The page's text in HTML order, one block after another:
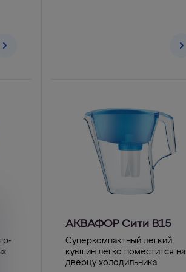
АКВАФОР Сити B15
Суперкомпактный легкий
кувшин легко поместится на
дверцу холодильника